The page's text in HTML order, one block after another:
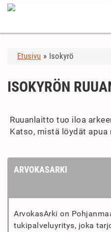
Etusivu » Isokyrö
ISOKYRÖN
Ruuanlaitto tuo iloa
Katso, mistä löydät
ARVOKASARKI
ArvokasArki on
tukipalveluyritys, joka